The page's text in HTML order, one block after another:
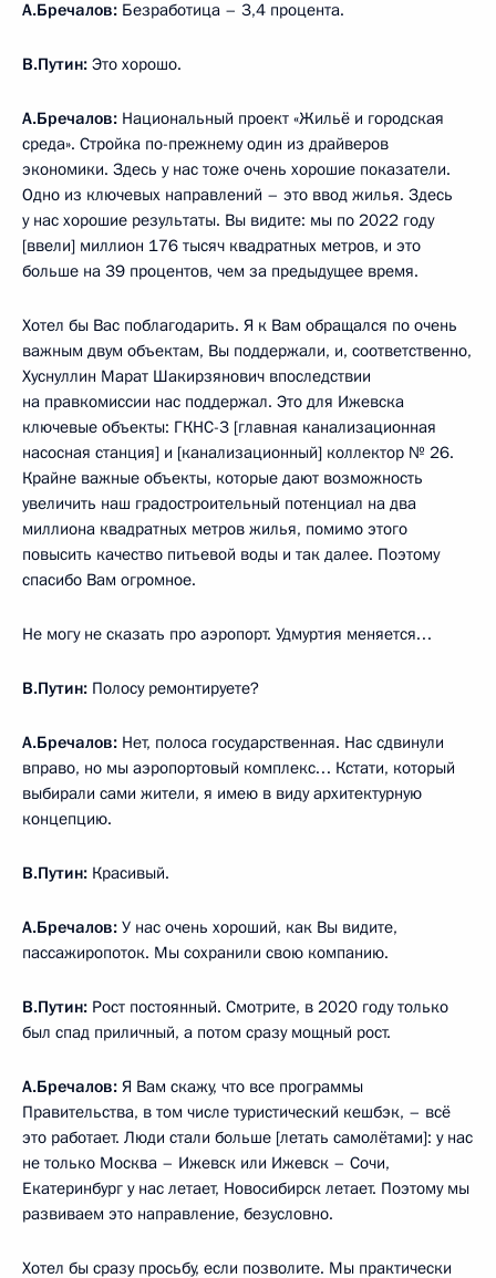
А.Бречалов: Безработица – 3,4 процента.
В.Путин: Это хорошо.
А.Бречалов: Национальный проект «Жильё и городская
среда». Стройка по-прежнему один из драйверов
экономики. Здесь у нас тоже очень хорошие показатели.
Одно из ключевых направлений – это ввод жилья. Здесь
у нас хорошие результаты. Вы видите: мы по 2022 году
[ввели] миллион 176 тысяч квадратных метров, и это
больше на 39 процентов, чем за предыдущее время.
Хотел бы Вас поблагодарить. Я к Вам обращался по очень
важным двум объектам, Вы поддержали, и, соответственно,
Хуснуллин Марат Шакирзянович впоследствии
на правкомиссии нас поддержал. Это для Ижевска
ключевые объекты: ГКНС-3 [главная канализационная
насосная станция] и [канализационный] коллектор № 26.
Крайне важные объекты, которые дают возможность
увеличить наш градостроительный потенциал на два
миллиона квадратных метров жилья, помимо этого
повысить качество питьевой воды и так далее. Поэтому
спасибо Вам огромное.
Не могу не сказать про аэропорт. Удмуртия меняется…
В.Путин: Полосу ремонтируете?
А.Бречалов: Нет, полоса государственная. Нас сдвинули
вправо, но мы аэропортовый комплекс… Кстати, который
выбирали сами жители, я имею в виду архитектурную
концепцию.
В.Путин: Красивый.
А.Бречалов: У нас очень хороший, как Вы видите,
пассажиропоток. Мы сохранили свою компанию.
В.Путин: Рост постоянный. Смотрите, в 2020 году только
был спад приличный, а потом сразу мощный рост.
А.Бречалов: Я Вам скажу, что все программы
Правительства, в том числе туристический кешбэк, – всё
это работает. Люди стали больше [летать самолётами]: у нас
не только Москва – Ижевск или Ижевск – Сочи,
Екатеринбург у нас летает, Новосибирск летает. Поэтому мы
развиваем это направление, безусловно.
Хотел бы сразу просьбу, если позволите. Мы практически